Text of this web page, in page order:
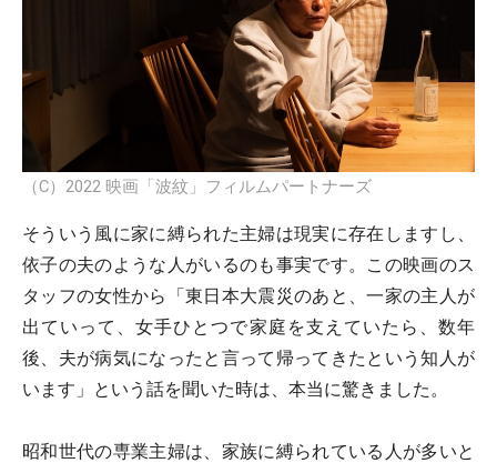
（C）2022 映画「波紋」フィルムパートナーズ
そういう風に家に縛られた主婦は現実に存在しますし、
依子の夫のような人がいるのも事実です。この映画のス
タッフの女性から「東日本大震災のあと、一家の主人が
出ていって、女手ひとつで家庭を支えていたら、数年
後、夫が病気になったと言って帰ってきたという知人が
います」という話を聞いた時は、本当に驚きました。
昭和世代の専業主婦は、家族に縛られている人が多いと